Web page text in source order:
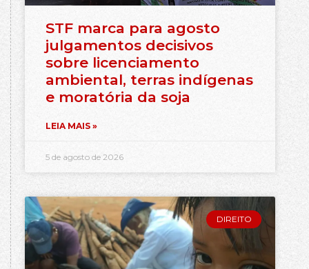
STF marca para agosto
julgamentos decisivos
sobre licenciamento
ambiental, terras indígenas
e moratória da soja
LEIA MAIS »
5 de agosto de 2026
DIREITO